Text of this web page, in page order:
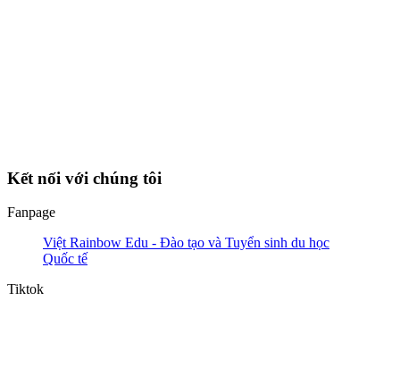
Kết nối với chúng tôi
Fanpage
Việt Rainbow Edu - Đào tạo và Tuyển sinh du học
Quốc tế
Tiktok